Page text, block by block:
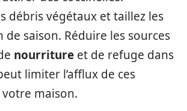
débris végétaux et taillez les
de saison. Réduire les sources
nourriture et de refuge dans
limiter l’afflux de ces
maison.